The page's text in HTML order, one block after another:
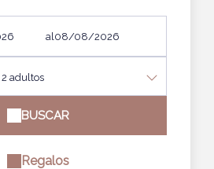
al
2 adultos
BUSCAR
Regalos